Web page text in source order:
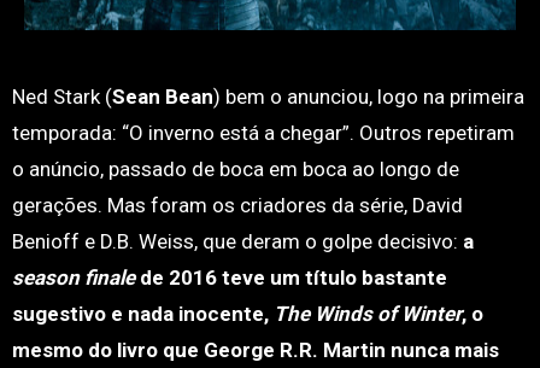
Ned Stark (Sean Bean) bem o anunciou, logo na primeira
temporada: “O inverno está a chegar”. Outros repetiram
o anúncio, passado de boca em boca ao longo de
gerações. Mas foram os criadores da série, David
Benioff e D.B. Weiss, que deram o golpe decisivo: a
season finalede 2016 teve um título bastante
sugestivo e nada inocente, The Winds of Winter, o
mesmo do livro que George R.R. Martin nunca mais